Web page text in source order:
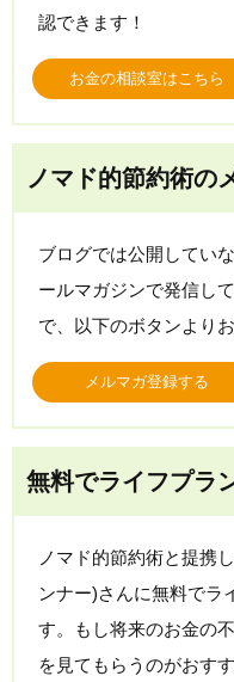
認できます！
お金の相談室はこちら
ノマド的節約術の
ブログでは公開してい
ールマガジンで発信し
で、以下のボタンより
メルマガ登録する
無料でライフプラ
ノマド的節約術と提携
ンナー)さんに無料でラ
す。もし将来のお金の
を見てもらうのがおす